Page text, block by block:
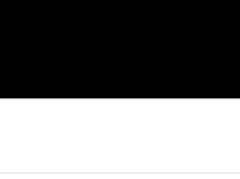
Copyright ©